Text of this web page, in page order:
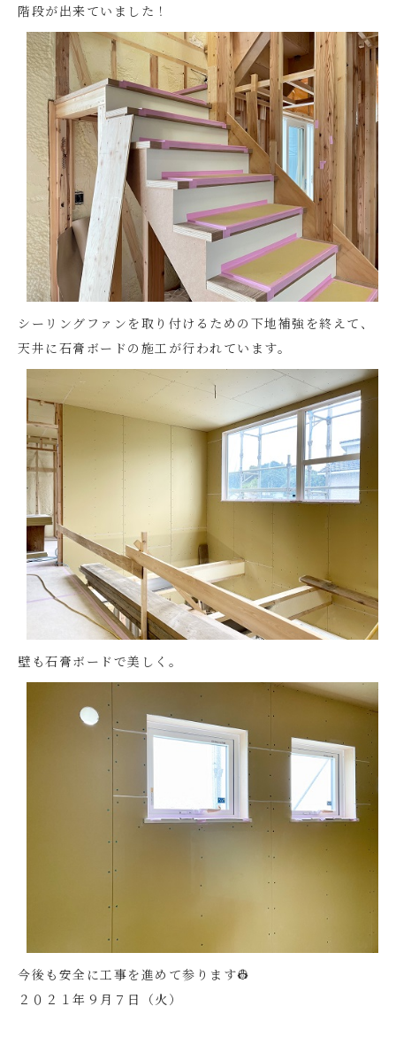
階段が出来ていました！
シーリングファンを取り付けるための下地補強を終えて、
天井に石膏ボードの施工が行われています。
壁も石膏ボードで美しく。
今後も安全に工事を進めて参ります👷
２０２１年９月７日（火）